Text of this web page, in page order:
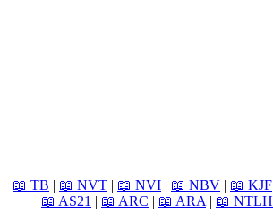
📖 TB | 📖 NVT | 📖 NVI | 📖 NBV | 📖 KJF
📖 AS21 | 📖 ARC | 📖 ARA | 📖 NTLH